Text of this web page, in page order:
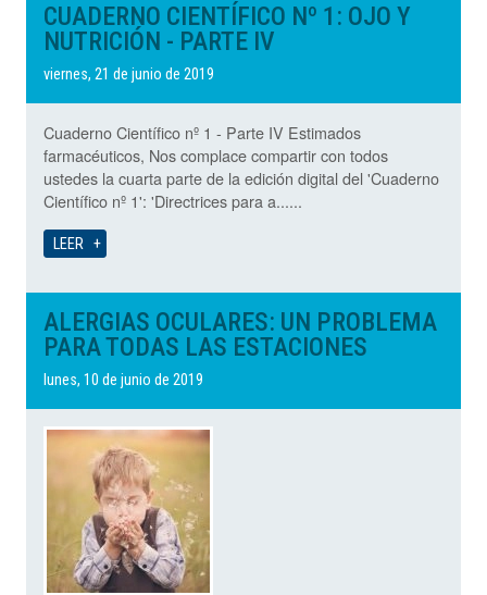
CUADERNO CIENTÍFICO Nº 1: OJO Y
NUTRICIÓN - PARTE IV
viernes, 21 de junio de 2019
Cuaderno Científico nº 1 - Parte IV Estimados
farmacéuticos, Nos complace compartir con todos
ustedes la cuarta parte de la edición digital del 'Cuaderno
Científico nº 1': 'Directrices para a......
LEER
ALERGIAS OCULARES: UN PROBLEMA
PARA TODAS LAS ESTACIONES
lunes, 10 de junio de 2019